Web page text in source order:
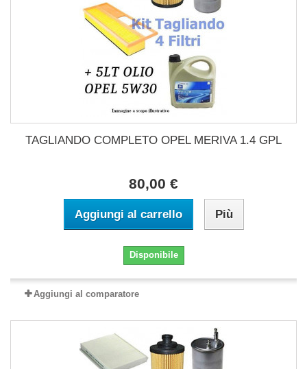
TAGLIANDO COMPLETO OPEL MERIVA 1.4 GPL
80,00 €
Aggiungi al carrello Più
Disponibile
Aggiungi al comparatore